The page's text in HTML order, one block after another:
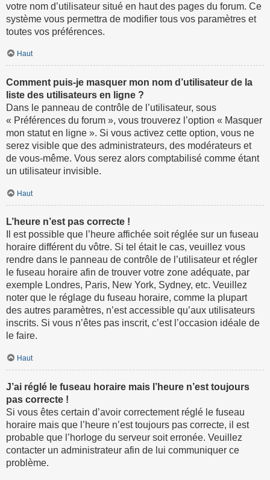
votre nom d’utilisateur situé en haut des pages du forum. Ce
système vous permettra de modifier tous vos paramètres et
toutes vos préférences.
Haut
Comment puis-je masquer mon nom d’utilisateur de la
liste des utilisateurs en ligne ?
Dans le panneau de contrôle de l’utilisateur, sous
« Préférences du forum », vous trouverez l’option « Masquer
mon statut en ligne ». Si vous activez cette option, vous ne
serez visible que des administrateurs, des modérateurs et
de vous-même. Vous serez alors comptabilisé comme étant
un utilisateur invisible.
Haut
L’heure n’est pas correcte !
Il est possible que l’heure affichée soit réglée sur un fuseau
horaire différent du vôtre. Si tel était le cas, veuillez vous
rendre dans le panneau de contrôle de l’utilisateur et régler
le fuseau horaire afin de trouver votre zone adéquate, par
exemple Londres, Paris, New York, Sydney, etc. Veuillez
noter que le réglage du fuseau horaire, comme la plupart
des autres paramètres, n’est accessible qu’aux utilisateurs
inscrits. Si vous n’êtes pas inscrit, c’est l’occasion idéale de
le faire.
Haut
J’ai réglé le fuseau horaire mais l’heure n’est toujours
pas correcte !
Si vous êtes certain d’avoir correctement réglé le fuseau
horaire mais que l’heure n’est toujours pas correcte, il est
probable que l’horloge du serveur soit erronée. Veuillez
contacter un administrateur afin de lui communiquer ce
problème.